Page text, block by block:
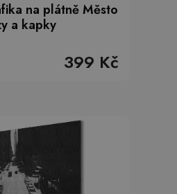
na plátně Město
a kapky
399 Kč